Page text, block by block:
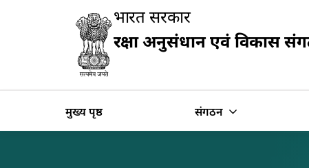
भारत सरकार
रक्षा अनुसंधान एवं विकास
खोज
मुख्य पृष्ठ संगठन